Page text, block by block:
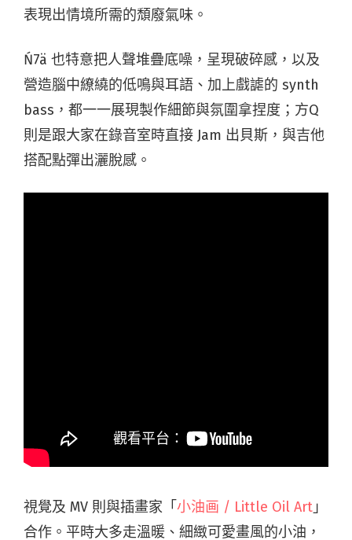
表現出情境所需的頹廢氣味。
Ń7ä 也特意把人聲堆疊底噪，呈現破碎感，以及
營造腦中繚繞的低鳴與耳語、加上戲謔的 synth
bass，都一一展現製作細節與氛圍拿捏度；方Q
則是跟大家在錄音室時直接 Jam 出貝斯，與吉他
搭配點彈出灑脫感。
視覺及 MV 則與插畫家「 小油画 / Little Oil Art 」
合作。平時大多走溫暖、細緻可愛畫風的小油，